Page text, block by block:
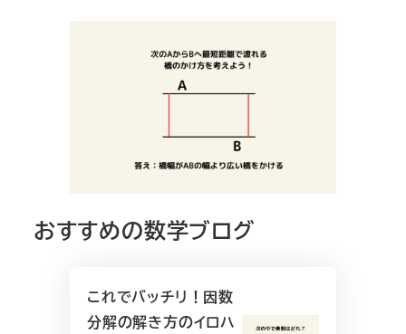
おすすめの数学ブログ
これでバッチリ！因数
分解の解き方のイロハ